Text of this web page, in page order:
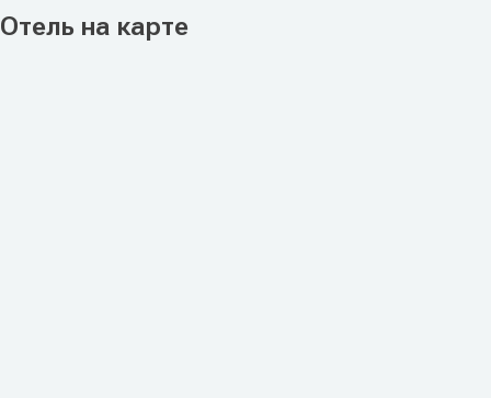
Отель на карте